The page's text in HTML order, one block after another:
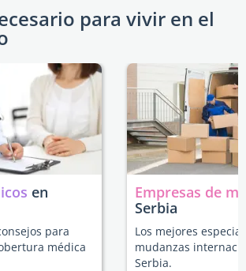
para vivir en el
en
para
médica
Empresas de
Serbia
Los mejores
mudanzas
Serbia.